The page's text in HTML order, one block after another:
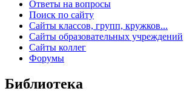
Ответы на вопросы
Поиск по сайту
Сайты классов, групп, кружков...
Сайты образовательных учреждений
Сайты коллег
Форумы
Библиотека